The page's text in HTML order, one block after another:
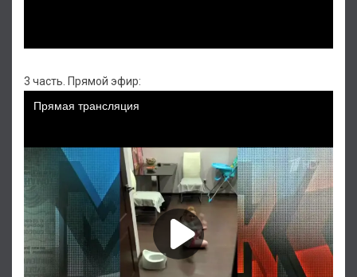
3 часть. Прямой эфир: